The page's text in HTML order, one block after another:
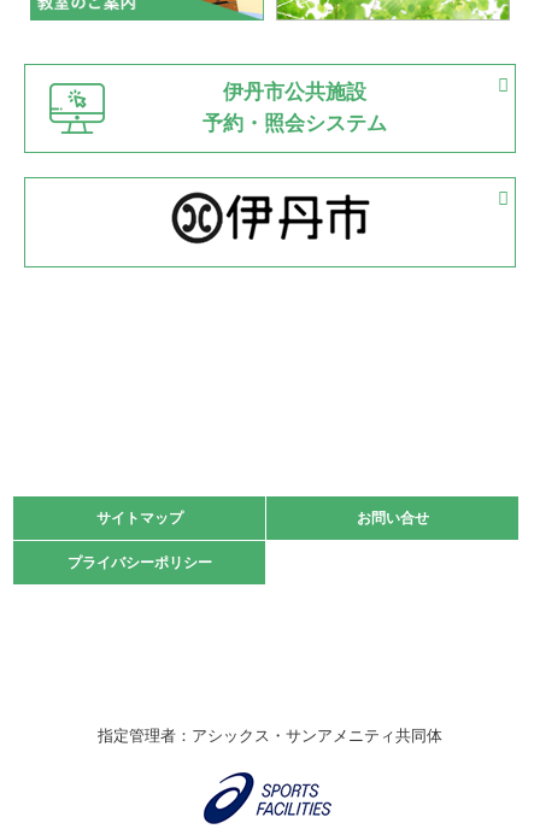
緑ケ丘体育館 猪名川運動広場
古池運動広場
2022.06.12
県知事杯争奪バレーボール大会が開催
緑ケ丘体育館
2022.05.05
体育協会長杯 バドミントン競技の部
2022.05.22
緑ケ丘体育館
2021.10.23
卓球選手権大会ラージボールの部開催☆
伊丹市総合体育大会 バレーボール大会が開催されました
伊丹市公共施設
予約・照会システム
サイトマップ お問い合せ
プライバシーポリシー
サイトマップ お問い合せ
プライバシーポリシー
指定管理者：アシックス・サンアメニティ共同体